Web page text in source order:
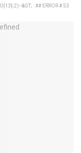
&GT; : ## ERROR # 53